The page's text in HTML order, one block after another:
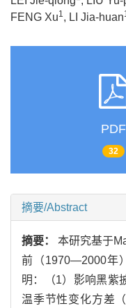
FENG Xu1, LI Jia-huan
PDF
32
摘要/Abstract
摘要： 本研究基于
前（1970—2000年
明：（1）影响黑紫
温季节性变化方差